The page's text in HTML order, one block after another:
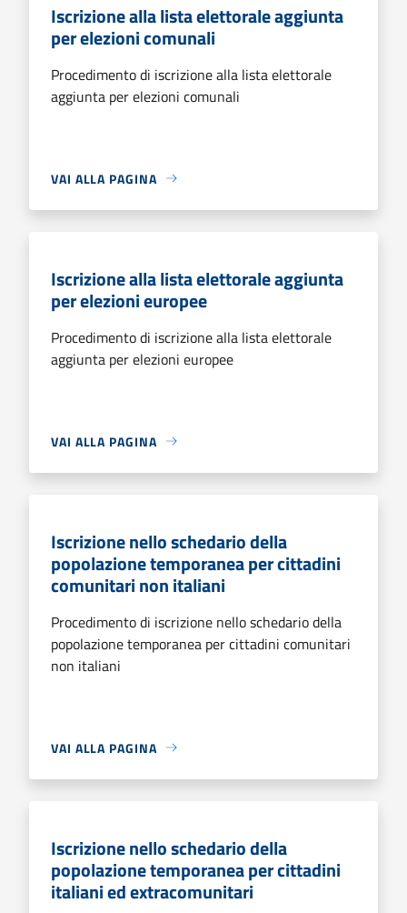
Iscrizione alla lista elettorale aggiunta
per elezioni comunali
Procedimento di iscrizione alla lista elettorale
aggiunta per elezioni comunali
VAI ALLA PAGINA
Iscrizione alla lista elettorale aggiunta
per elezioni europee
Procedimento di iscrizione alla lista elettorale
aggiunta per elezioni europee
VAI ALLA PAGINA
Iscrizione nello schedario della
popolazione temporanea per cittadini
comunitari non italiani
Procedimento di iscrizione nello schedario della
popolazione temporanea per cittadini comunitari
non italiani
VAI ALLA PAGINA
Iscrizione nello schedario della
popolazione temporanea per cittadini
italiani ed extracomunitari